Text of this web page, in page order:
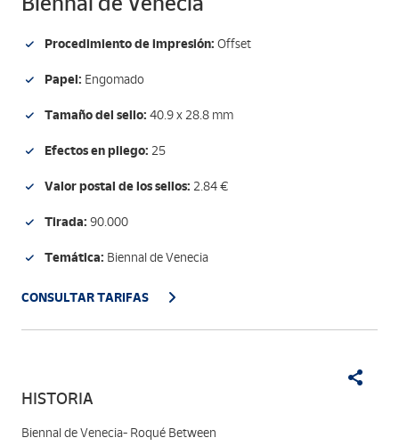
Procedimiento de impresión: Offset
Papel: Engomado
Tamaño del sello: 40.9 x 28.8 mm
Efectos en pliego: 25
Valor postal de los sellos: 2.84 €
Tirada: 90.000
Temática: Biennal de Venecia
CONSULTAR TARIFAS
HISTORIA
Biennal de Venecia- Roqué Between